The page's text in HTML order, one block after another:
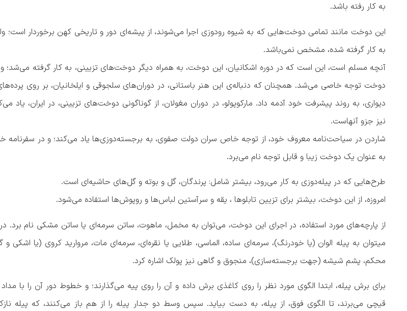
به کار رفته باشد.‌
این دوخت مانند تمامی دوخت‌هایی که به شیوه رودوزی اجرا می‌شوند، از پیشه‌ای دور و تاریخی کهن برخوردار است؛
به کار گرفته شده، مشخص نمی‌باشد.
آنچه مسلم است، این است که در دوره اشکانیان، این دوخت، به همراه دیگر دوخت‌های تزیینی، به کار گرفته می‌شد؛ و
دوخت توجه خاصی می‌شد. همچنان که دنباله‌ی این هنر باستانی، در دوران‌های سلجوقی و ایلخانیان، بر روی
دیواری، به روند پیشرفت خود آدمه داد. مارکوپولو، در دوران مغولان، از گوناگونی دوخت‌های تزیینی، در ایران، یاد
نیز جزو آنهاست.
شاردن در سیاحت‌نامه معروف خود، از توجه خاص سران دولت صفوی، به برجسته‌دوزی‌ها یاد می‌کند؛ و در سفرنامه
به عنوان یک دوخت زیبا و قابل توجه نام می‌برد.
طرح‌هایی که در پیله‌دوزی به کار می‌رود، بیشتر شامل: پرندگان، گل و بوته و گل‌های حاشیه‌ای است.
امروزه، از این دوخت، بیشتر برای تزیین تابلو‌ها ، یقه و سرآستین لباس‌ها و روپوش‌ها استفاده می‌شود.
از پارچه‌های مورد استفاده، در اجرای این دوخت، می‌توان به مخمل، ماهوت، ساتن سرمه‌ای یا ساتن مشکی نام برد. در
میتوان به پیله الوان (یا خودرنگ)، سرمه‌ای ساده، الماسی، طلایی یا نقره‌ای، سرمه‌ای مات، مروارید کروی (یا
محکم، پشم شیشه (جهت برجسته‌سازی)، منجوق و گاهی نیز پولک اشاره کرد.
برای برش پیله، ابتدا الگوی مورد نظر را روی کاغذی برش داده و آن را روی پیه می‌گذارند؛ و خطوط دور آن را با
قیچی می‌برند، تا الگوی فوق، از پیله، به دست بیاید. سپس وسط دو جدار پیله را از هم باز می‌کنند، که پیله